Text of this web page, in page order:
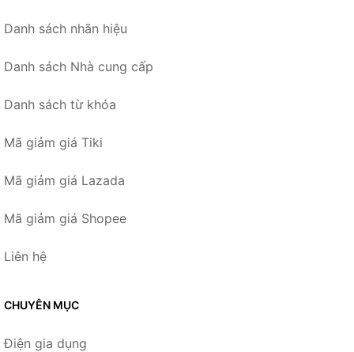
Danh sách nhãn hiệu
Danh sách Nhà cung cấp
Danh sách từ khóa
Mã giảm giá Tiki
Mã giảm giá Lazada
Mã giảm giá Shopee
Liên hệ
CHUYÊN MỤC
Điện gia dụng